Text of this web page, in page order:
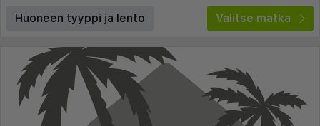
Huoneen tyyppi ja lento Valitse matka